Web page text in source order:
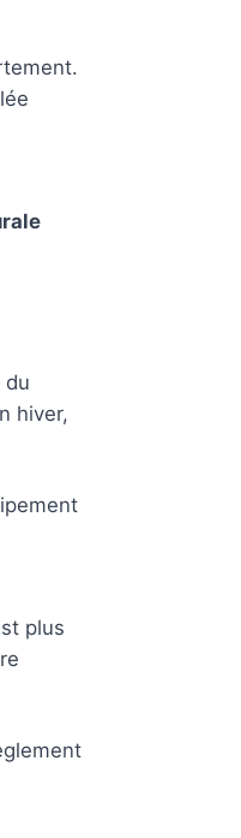
du
hiver,
plus